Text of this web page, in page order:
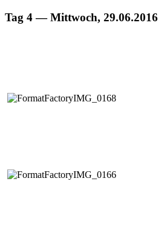
Tag 4 — Mittwoch, 29.06.2016